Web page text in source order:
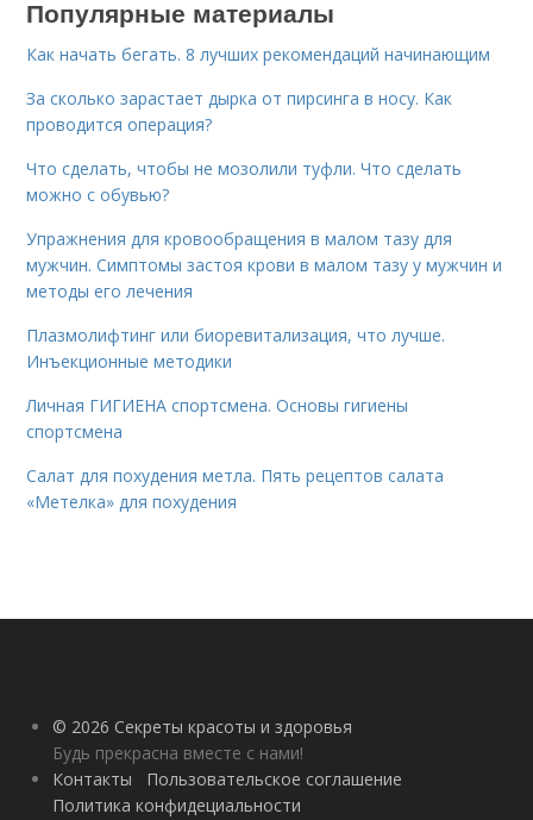
Популярные материалы
Как начать бегать. 8 лучших рекомендаций начинающим
За сколько зарастает дырка от пирсинга в носу. Как
проводится операция?
Что сделать, чтобы не мозолили туфли. Что сделать
можно с обувью?
Упражнения для кровообращения в малом тазу для
мужчин. Симптомы застоя крови в малом тазу у мужчин и
методы его лечения
Плазмолифтинг или биоревитализация, что лучше.
Инъекционные методики
Личная ГИГИЕНА спортсмена. Основы гигиены
спортсмена
Салат для похудения метла. Пять рецептов салата
«Метелка» для похудения
© 2026 Секреты красоты и здоровья
Будь прекрасна вместе с нами!
Контакты
Пользовательское соглашение
Политика конфидециальности